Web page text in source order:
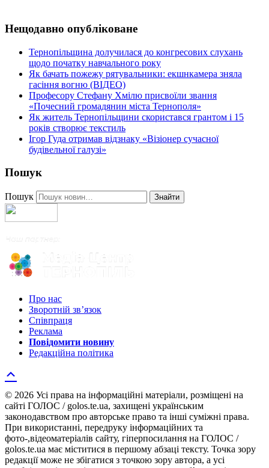
Нещодавно опубліковане
Тернопільщина долучилася до конгресових слухань
щодо початку навчального року
Як бачать пожежу рятувальники: екшнкамера зняла
гасіння вогню (ВІДЕО)
Професору Стефану Хмілю присвоїли звання
«Почесний громадянин міста Тернополя»
Як житель Тернопільщини скористався грантом і 15
років створює текстиль
Ігор Гуда отримав відзнаку «Візіонер сучасної
будівельної галузі»
Пошук
Пошук Знайти
Про нас
Зворотній зв’язок
Співпраця
Реклама
Повідомити новину
Редакційна політика
© 2026 Усі права на інформаційні матеріали, розміщені на
сайті ГОЛОС / golos.te.ua, захищені українським
законодавством про авторське право та інші суміжні права.
При використанні, передруку інформаційних та
фото-,відеоматеріалів сайту, гіперпосилання на ГОЛОС /
golos.te.ua має міститися в першому абзаці тексту. Точка зору
редакції може не збігатися з точкою зору автора, а усі